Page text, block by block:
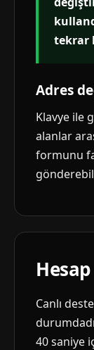
tekrar
Adres
Klavye ile
alanlar
formunu
Canlı
40 saniye